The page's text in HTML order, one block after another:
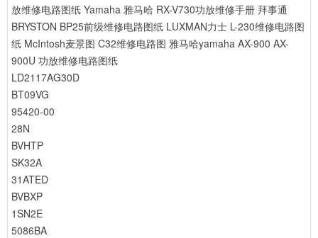
放维修电路图纸 Yamaha 雅马哈 RX-V730功放维修手册 拜事通
BRYSTON BP25前级维修电路图纸 LUXMAN力士 L-230维修电路图
纸 McIntosh麦景图 C32维修电路图 雅马哈yamaha AX-900 AX-
900U 功放维修电路图纸
LD2117AG30D
BT09VG
95420-00
28N
BVHTP
SK32A
31ATED
BVBXP
1SN2E
5086BA